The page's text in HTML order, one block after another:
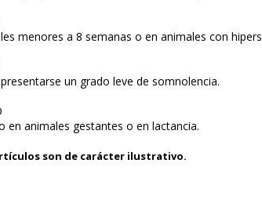
menores a 8 semanas o en animales con
un grado leve de somnolencia.
en animales gestantes o en lactancia.
son de carácter ilustrativo.